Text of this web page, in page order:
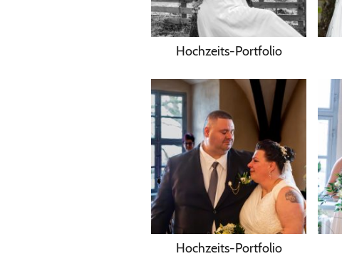
Hochzeits-Portfolio
Hochzeits-Portfolio